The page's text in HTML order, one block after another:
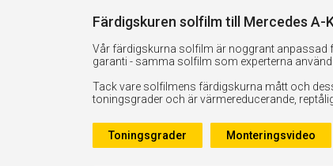
Färdigskuren solfilm till Mercedes A-
Vår färdigskurna solfilm är noggrant anpassad
garanti - samma solfilm som experterna
Tack vare solfilmens färdigskurna mått och
toningsgrader och är värmereducerande,
Toningsgrader Monteringsvideo